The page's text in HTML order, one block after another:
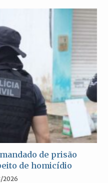
de prisão
de homicídio
2026